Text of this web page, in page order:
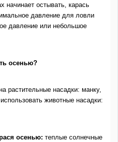
начинает остывать, карась
давление для ловли
давление или небольшое
осенью?
растительные насадки: манку,
животные насадки:
осенью: теплые солнечные